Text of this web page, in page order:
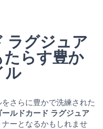
ラグジュア
たらす豊か
ル
さらに豊かで洗練された
ールドカード ラグジュア
ーとなるかもしれませ